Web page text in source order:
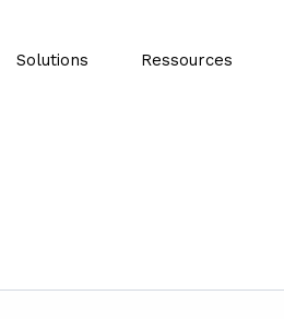
Solutions Ressources